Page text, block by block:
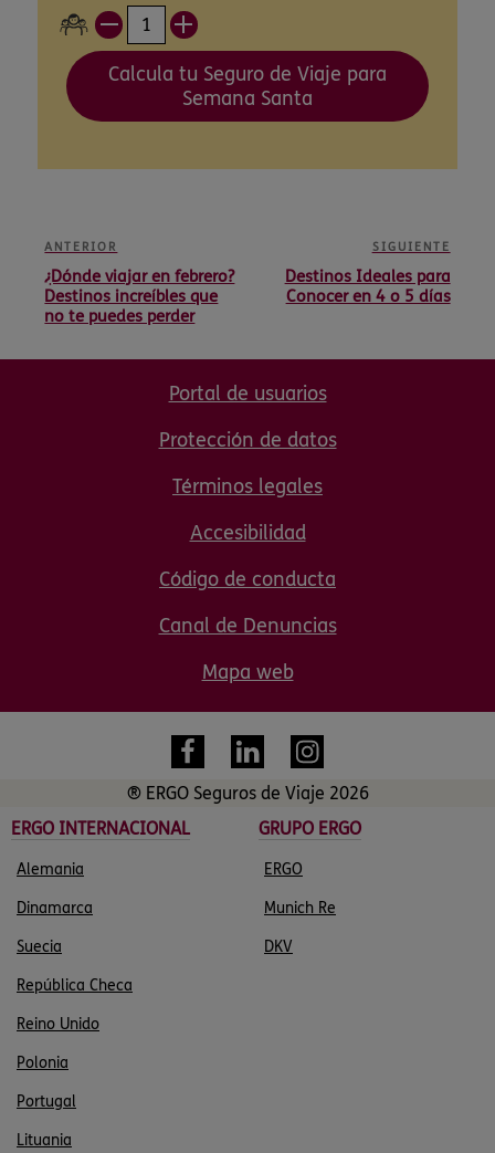
Calcula tu Seguro de Viaje para
Semana Santa
ANTERIOR
¿Dónde viajar en febrero?
Destinos increíbles que
no te puedes perder
SIGUIENTE
Destinos Ideales para
Conocer en 4 o 5 días
Portal de usuarios
Protección de datos
Términos legales
Accesibilidad
Código de conducta
Canal de Denuncias
Mapa web
® ERGO Seguros de Viaje 2026
ERGO INTERNACIONAL
GRUPO ERGO
Alemania ERGO
Dinamarca Munich Re
Suecia DKV
República Checa
Reino Unido
Polonia
Portugal
Lituania